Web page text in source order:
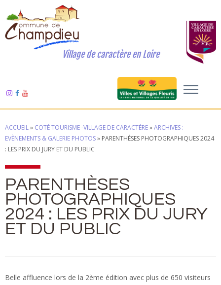
Village de caractère en Loire
ACCUEIL» COTÉ TOURISME -VILLAGE DE CARACTÈRE»ARCHIVES :
EVÈNEMENTS & GALERIE PHOTOS» PARENTHÈSES PHOTOGRAPHIQUES 2024
: LES PRIX DU JURY ET DU PUBLIC
PARENTHÈSES
PHOTOGRAPHIQUES
2024 : LES PRIX DU JURY
ET DU PUBLIC
Belle affluence lors de la 2ème édition avec plus de 650 visiteurs